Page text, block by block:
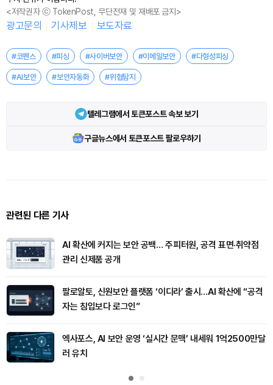
<저작권자 ⓒ TokenPost, 무단전재 및 재배포 금지>
광고문의 기사제보 보도자료
#코펜스 #피싱 #사이버보안 #이메일보안 #다형성피싱
#AI보안 #보안자동화 #위협탐지
텔레그램에서 토큰포스트 속보 보기
구글뉴스에서 토큰포스트 팔로우하기
관련된 다른 기사
AI 확산에 커지는 보안 공백… 주피터원, 공격 표면·취약점
관리 신제품 공개
팔로알토, 신원보안 플랫폼 ‘이디라’ 출시…AI 확산에 “공격
자는 침입보다 로그인”
엑사포스, AI 보안 운영 ‘실시간 문맥’ 내세워 1억2500만달
러 유치